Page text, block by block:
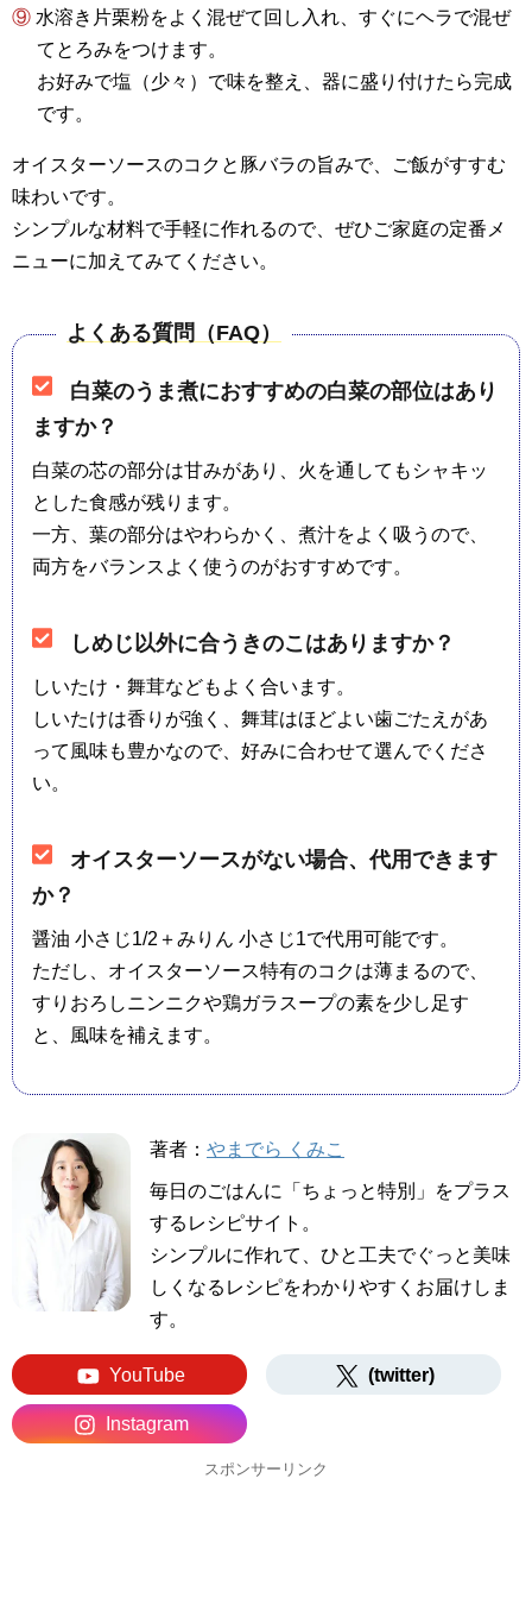
⑨ 水溶き片栗粉をよく混ぜて回し入れ、すぐにヘラで混ぜ
てとろみをつけます。
お好みで塩（少々）で味を整え、器に盛り付けたら完成
です。
オイスターソースのコクと豚バラの旨みで、ご飯がすすむ
味わいです。
シンプルな材料で手軽に作れるので、ぜひご家庭の定番メ
ニューに加えてみてください。
よくある質問（FAQ）
白菜のうま煮におすすめの白菜の部位はあり
ますか？
白菜の芯の部分は甘みがあり、火を通してもシャキッ
とした食感が残ります。
一方、葉の部分はやわらかく、煮汁をよく吸うので、
両方をバランスよく使うのがおすすめです。
しめじ以外に合うきのこはありますか？
しいたけ・舞茸などもよく合います。
しいたけは香りが強く、舞茸はほどよい歯ごたえがあ
って風味も豊かなので、好みに合わせて選んでくださ
い。
オイスターソースがない場合、代用できます
か？
醤油 小さじ1/2＋みりん 小さじ1で代用可能です。
ただし、オイスターソース特有のコクは薄まるので、
すりおろしニンニクや鶏ガラスープの素を少し足す
と、風味を補えます。
著者： やまでら くみこ
毎日のごはんに「ちょっと特別」をプラス
するレシピサイト。
シンプルに作れて、ひと工夫でぐっと美味
しくなるレシピをわかりやすくお届けしま
す。
YouTube (twitter)
Instagram
スポンサーリンク